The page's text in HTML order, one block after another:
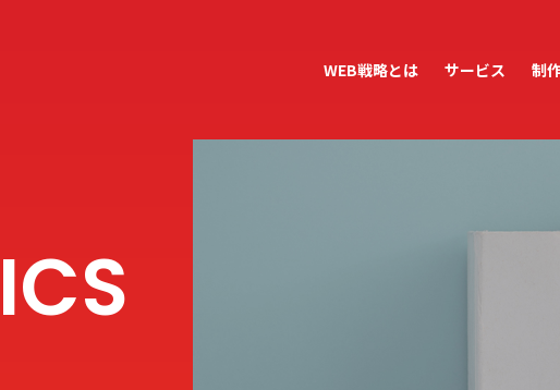
WEB戦略とは サービス 制